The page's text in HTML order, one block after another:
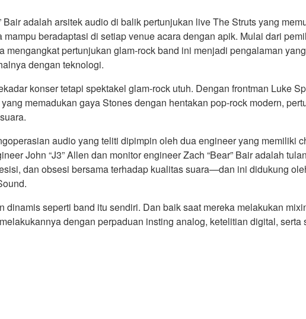
Bair adalah arsitek audio di balik pertunjukan live The Struts yang
beradaptasi di setiap venue acara dengan apik. Mulai dari
pertunjukan glam-rock band ini menjadi pengalaman
dengan teknologi.
konser tetapi spektakel glam-rock utuh. Dengan frontman Luke
memadukan gaya Stones dengan hentakan pop-rock modern,
audio yang teliti dipimpin oleh dua engineer yang memiliki
John “J3” Allen dan monitor engineer Zach “Bear” Bair adalah
dan obsesi bersama terhadap kualitas suara—dan ini didukung
seperti band itu sendiri. Dan baik saat mereka melakukan
dengan perpaduan insting analog, ketelitian digital, serta